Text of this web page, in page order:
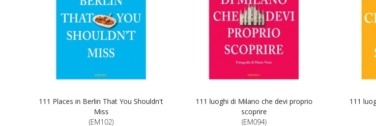
111 Places in Berlin That You Shouldn't
Miss
(EM102)
111 luoghi di Milano che devi proprio
scoprire
(EM094)
111